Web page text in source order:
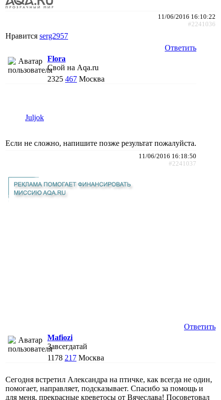
11/06/2016 16:10:22
#2241036
Нравится serg2957
Ответить
Flora
Свой на Aqa.ru
2325 467 Москва
Juljok
Если не сложно, напишите позже результат пожалуйста.
11/06/2016 16:18:50
#2241037
Ответить
Mafiozi
Завсегдатай
1178 217 Москва
Сегодня встретил Александра на птичке, как всегда не один,
помогает, направляет, подсказывает. Спасибо за помощь и
для меня, прекрасные креветосы от Вячеслава! Посоветовал